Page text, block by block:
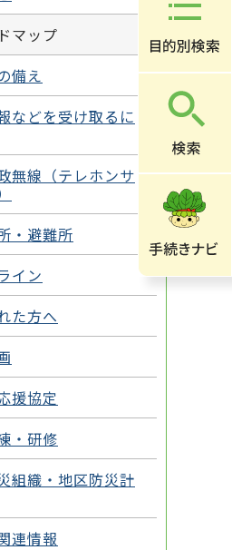
マップ
備え
などを受け取るに
無線（テレホンサ
・避難所
イン
た方へ
援協定
・研修
組織・地区防災計
連情報